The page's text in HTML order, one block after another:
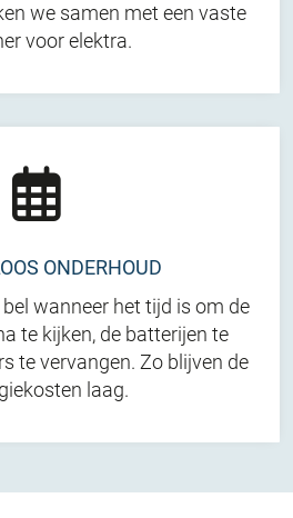
we samen met een vaste
voor elektra.
ONDERHOUD
wanneer het tijd is om de
te kijken, de batterijen te
te vervangen. Zo blijven de
laag.